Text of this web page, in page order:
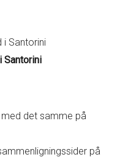
Santorini
det samme på
på